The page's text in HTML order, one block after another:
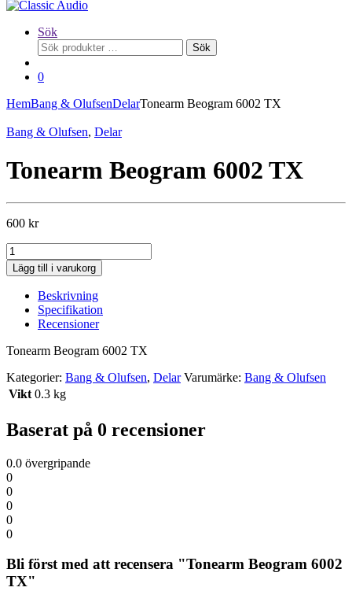
Sök
Sök
efter:
Sök
0
HemBang & OlufsenDelarTonearm Beogram 6002 TX
Bang & Olufsen, Delar
Tonearm Beogram 6002 TX
600 kr
Tonearm
Beogram
6002
kvantitet
Lägg till i varukorg
Beskrivning
Specifikation
Recensioner
Tonearm Beogram 6002 TX
Kategorier: Bang & Olufsen, Delar Varumärke: Bang & Olufsen
Vikt 0.3 kg
Baserat på 0 recensioner
0.0 övergripande
0
0
0
0
0
Bli först med att recensera "Tonearm Beogram 6002
TX"